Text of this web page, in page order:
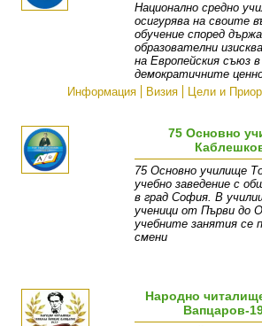
Национално средно
осигурява на своите
обучение според
образователни
на Европейския съюз
демократичните
Информация
Визия Цели и
75 Основно
75 Основно училище
учебно заведение с
в град София. В
ученици от Първи до
учебните занятия се
смени
Народно
Вапцаров-